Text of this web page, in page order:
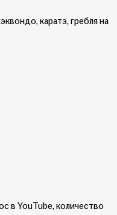
каратэ, гребля на
в YouTube, количество